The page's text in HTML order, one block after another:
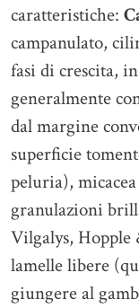
caratteristiche:
campanulato,
fasi di crescita,
generalmente
dal margine
superficie
peluria),
granulazioni
Vilgalys, Hopple
lamelle libere
giungere al